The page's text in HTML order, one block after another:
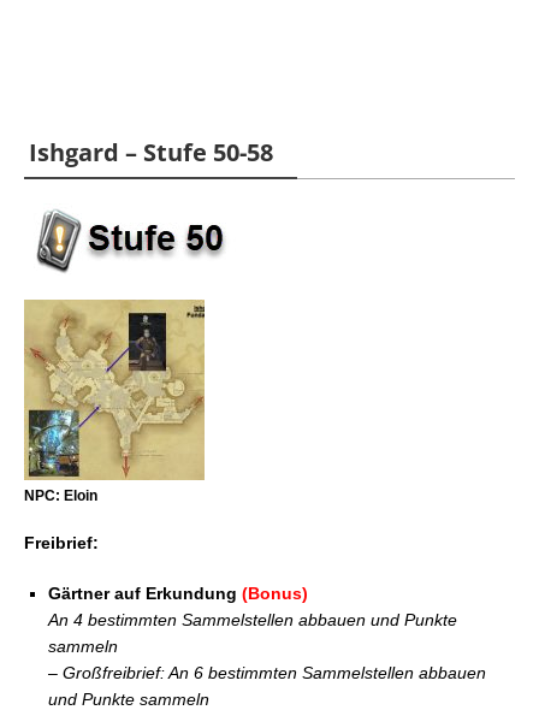
Ishgard – Stufe 50-58
NPC: Eloin
Freibrief:
Gärtner auf Erkundung (Bonus)
An 4 bestimmten Sammelstellen abbauen und Punkte
sammeln
– Großfreibrief: An 6 bestimmten Sammelstellen abbauen
und Punkte sammeln